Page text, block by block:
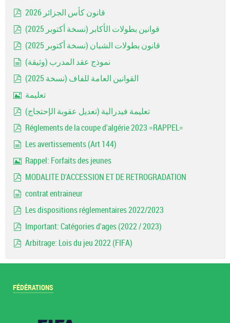
قانون كأس الجزائر 2026
قوانين بطولات الأكابر (نسخة أكتوبر 2025)
قانون بطولات الشبان (نسخة أكتوبر 2025)
نموذج عقد المدرب (وثيقة)
القوانين العامة للفاف (نسخة 2025)
تعليمة
تعليمة فيدرالية (تعديل عقوبة الإحتجاج)
Réglements de la coupe d'algérie 2023 =RAPPEL=
Les avertissements (Art 144)
Rappel: Forfaits des jeunes
MODALITE D'ACCESSION ET DE RETROGRADATION
contrat entraineur
Les dispositions réglementaires 2022/2023
Important: Catégories d'ages (2022 / 2023)
Arbitrage: Lois du jeu 2022 (FIFA)
FÉDÉRATIONS